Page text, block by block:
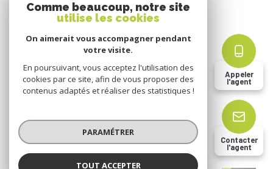
Appeler
l'agent
Contacter
l'agent
Cookies
© 2026 | Tous droits réservés
Réalisé par
Comme beaucoup, notre site
utilise les cookies
On aimerait vous accompagner pendant
votre visite.
En poursuivant, vous acceptez l'utilisation des
cookies par ce site, afin de vous proposer des
contenus adaptés et réaliser des statistiques !
PARAMÉTRER
TOUT ACCEPTER